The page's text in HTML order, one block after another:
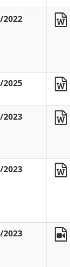
2022
2025
2023
2023
2023